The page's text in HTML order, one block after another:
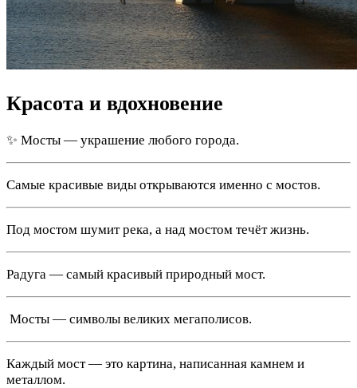
Красота и вдохновение
✨ Мосты — украшение любого города.
Самые красивые виды открываются именно с мостов.
Под мостом шумит река, а над мостом течёт жизнь.
Радуга — самый красивый природный мост.
️ Мосты — символы великих мегаполисов.
Каждый мост — это картина, написанная камнем и
металлом.